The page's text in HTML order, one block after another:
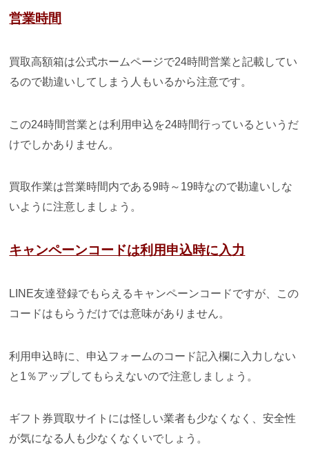
営業時間
買取高額箱は公式ホームページで24時間営業と記載してい
るので勘違いしてしまう人もいるから注意です。
この24時間営業とは利用申込を24時間行っているというだ
けでしかありません。
買取作業は営業時間内である9時～19時なので勘違いしな
いように注意しましょう。
キャンペーンコードは利用申込時に入力
LINE友達登録でもらえるキャンペーンコードですが、この
コードはもらうだけでは意味がありません。
利用申込時に、申込フォームのコード記入欄に入力しない
と1％アップしてもらえないので注意しましょう。
ギフト券買取サイトには怪しい業者も少なくなく、安全性
が気になる人も少なくなくいでしょう。